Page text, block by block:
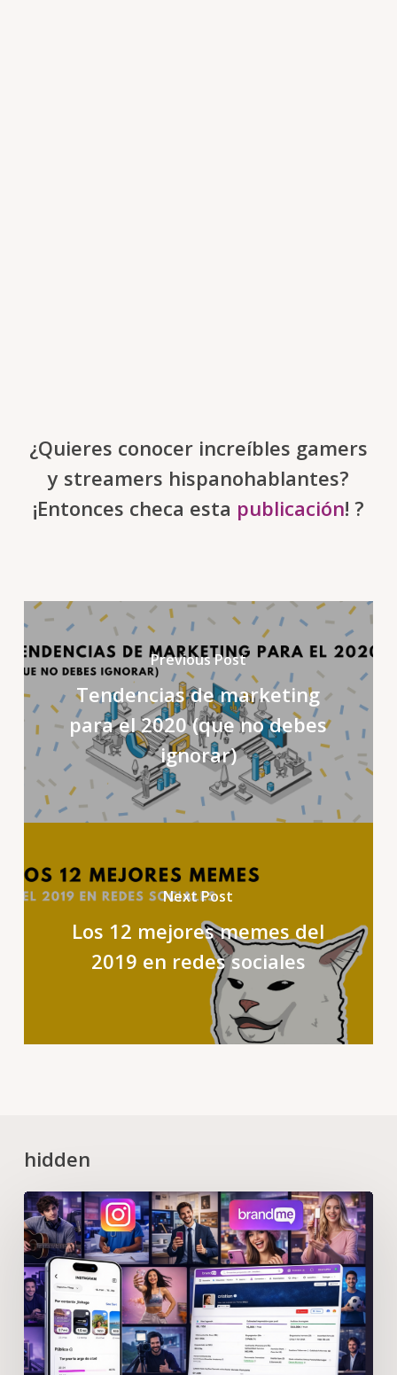
¿Quieres conocer increíbles gamers
y streamers hispanohablantes?
¡Entonces checa esta publicación! ?
Previous Post
Tendencias de marketing
para el 2020 (que no debes
ignorar)
Next Post
Los 12 mejores memes del
2019 en redes sociales
hidden